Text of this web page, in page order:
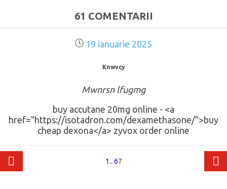
61 COMENTARII
19 ianuarie 2025
Knwvcy
Mwnrsn lfugmg
buy accutane 20mg online - <a
href="https://isotadron.com/dexamethasone/">buy
cheap dexona</a> zyvox order online
1...67